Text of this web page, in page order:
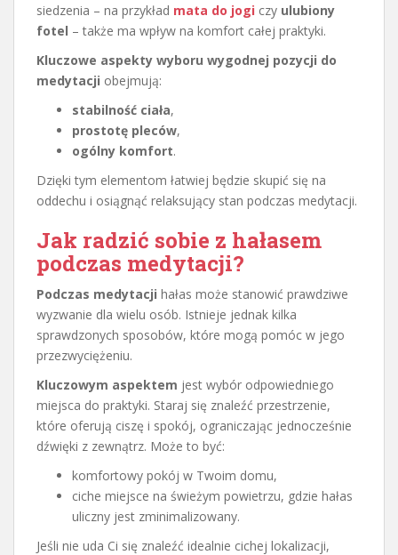
siedzenia – na przykład mata do jogi czy ulubiony
fotel – także ma wpływ na komfort całej praktyki.
Kluczowe aspekty wyboru wygodnej pozycji do
medytacji obejmują:
stabilność ciała,
prostotę pleców,
ogólny komfort.
Dzięki tym elementom łatwiej będzie skupić się na
oddechu i osiągnąć relaksujący stan podczas medytacji.
Jak radzić sobie z hałasem
podczas medytacji?
Podczas medytacji hałas może stanowić prawdziwe
wyzwanie dla wielu osób. Istnieje jednak kilka
sprawdzonych sposobów, które mogą pomóc w jego
przezwyciężeniu.
Kluczowym aspektem jest wybór odpowiedniego
miejsca do praktyki. Staraj się znaleźć przestrzenie,
które oferują ciszę i spokój, ograniczając jednocześnie
dźwięki z zewnątrz. Może to być:
komfortowy pokój w Twoim domu,
ciche miejsce na świeżym powietrzu, gdzie hałas
uliczny jest zminimalizowany.
Jeśli nie uda Ci się znaleźć idealnie cichej lokalizacji,